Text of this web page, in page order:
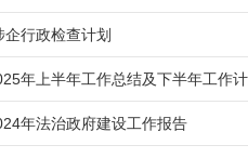
行政检查计划
年上半年工作总结及下半年工作计
年法治政府建设工作报告